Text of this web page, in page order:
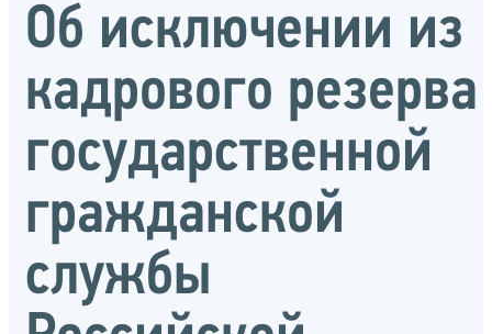
Об исключении из
кадрового резерва
государственной
гражданской
службы